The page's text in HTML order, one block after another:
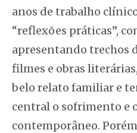
anos de trabalho
“reflexões práticas”,
apresentando trechos
filmes e obras
belo relato familiar e
central o sofrimento e
contemporâneo.